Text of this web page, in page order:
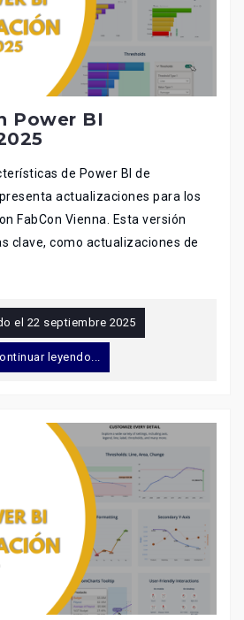
Power BI
de Power BI de
actualizaciones para los
FabCon Vienna. Esta versión
clave, como actualizaciones de
el 22 septiembre 2025
leyendo...